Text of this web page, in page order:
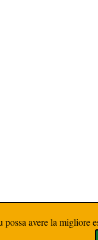
avere la migliore